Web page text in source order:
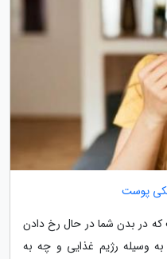
در بدن شما در حال رخ دادن
وسیله رژیم غذایی و چه به